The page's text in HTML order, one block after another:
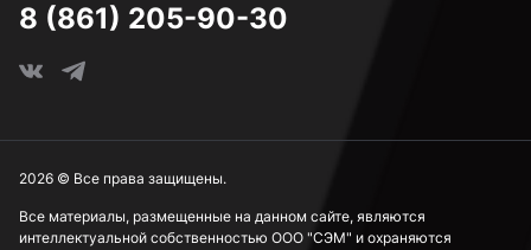
8 (861) 205-90-30
Все материалы, размещенные на данном сайте, являются
интеллектуальной собственностью ООО "СЭМ" и охраняются
2026 © Все права защищены.